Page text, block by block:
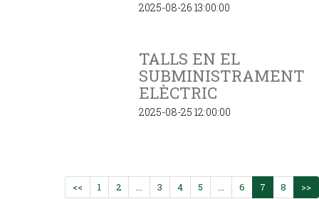
2025-08-26 13:00:00
TALLS EN EL
SUBMINISTRAMENT
ELÈCTRIC
2025-08-25 12:00:00
<< 1 2 ... 3 4 5 ... 6 7 8 >>